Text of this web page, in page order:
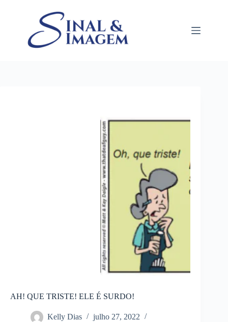
AH! QUE TRISTE! ELE É SURDO!
Kelly Dias
julho 27, 2022